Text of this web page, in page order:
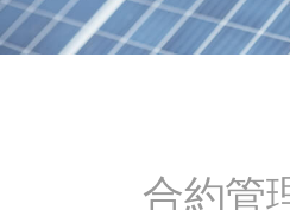
合約管